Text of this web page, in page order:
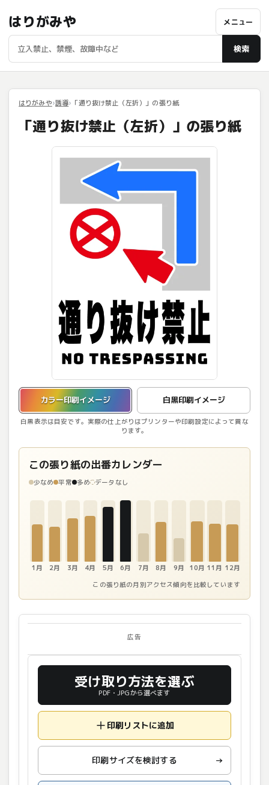
はりがみや
検索
メニュー
はりがみや 誘導 「通り抜け禁止（左折）」の張り紙
「通り抜け禁止（左折）」の張り紙
カラー印刷イメージ 白黒印刷イメージ
白黒表示は目安です。実際の仕上がりはプリンターや印刷設定によって異な
ります。
カラー印刷イメージを表示しています。
この張り紙の出番カレンダー
少なめ 平常 多め データなし
1月 2月 3月 4月 5月 6月 7月 8月 9月 10月 11月 12月
この張り紙の月別アクセス傾向を比較しています
広告
受け取り方法を選ぶ
PDF・JPGから選べます
印刷リストに追加
印刷サイズを検討する →